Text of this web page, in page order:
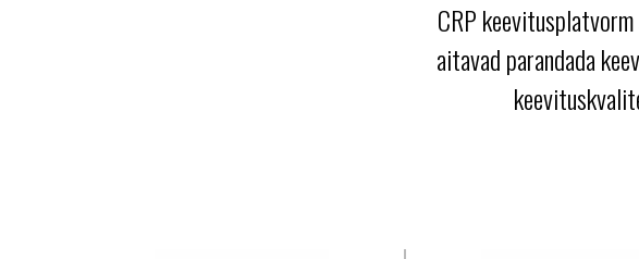
CRP
aitavad parandada